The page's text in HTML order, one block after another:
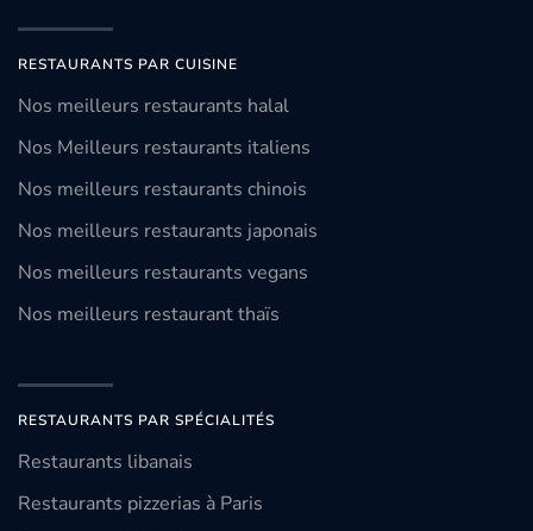
RESTAURANTS PAR CUISINE
Nos meilleurs restaurants halal
Nos Meilleurs restaurants italiens
Nos meilleurs restaurants chinois
Nos meilleurs restaurants japonais
Nos meilleurs restaurants vegans
Nos meilleurs restaurant thaïs
RESTAURANTS PAR SPÉCIALITÉS
Restaurants libanais
Restaurants pizzerias à Paris